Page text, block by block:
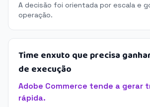
A decisão foi orientada por escala e
operação.
Time enxuto que precisa
de execução
Adobe Commerce tende a gerar
rápida.